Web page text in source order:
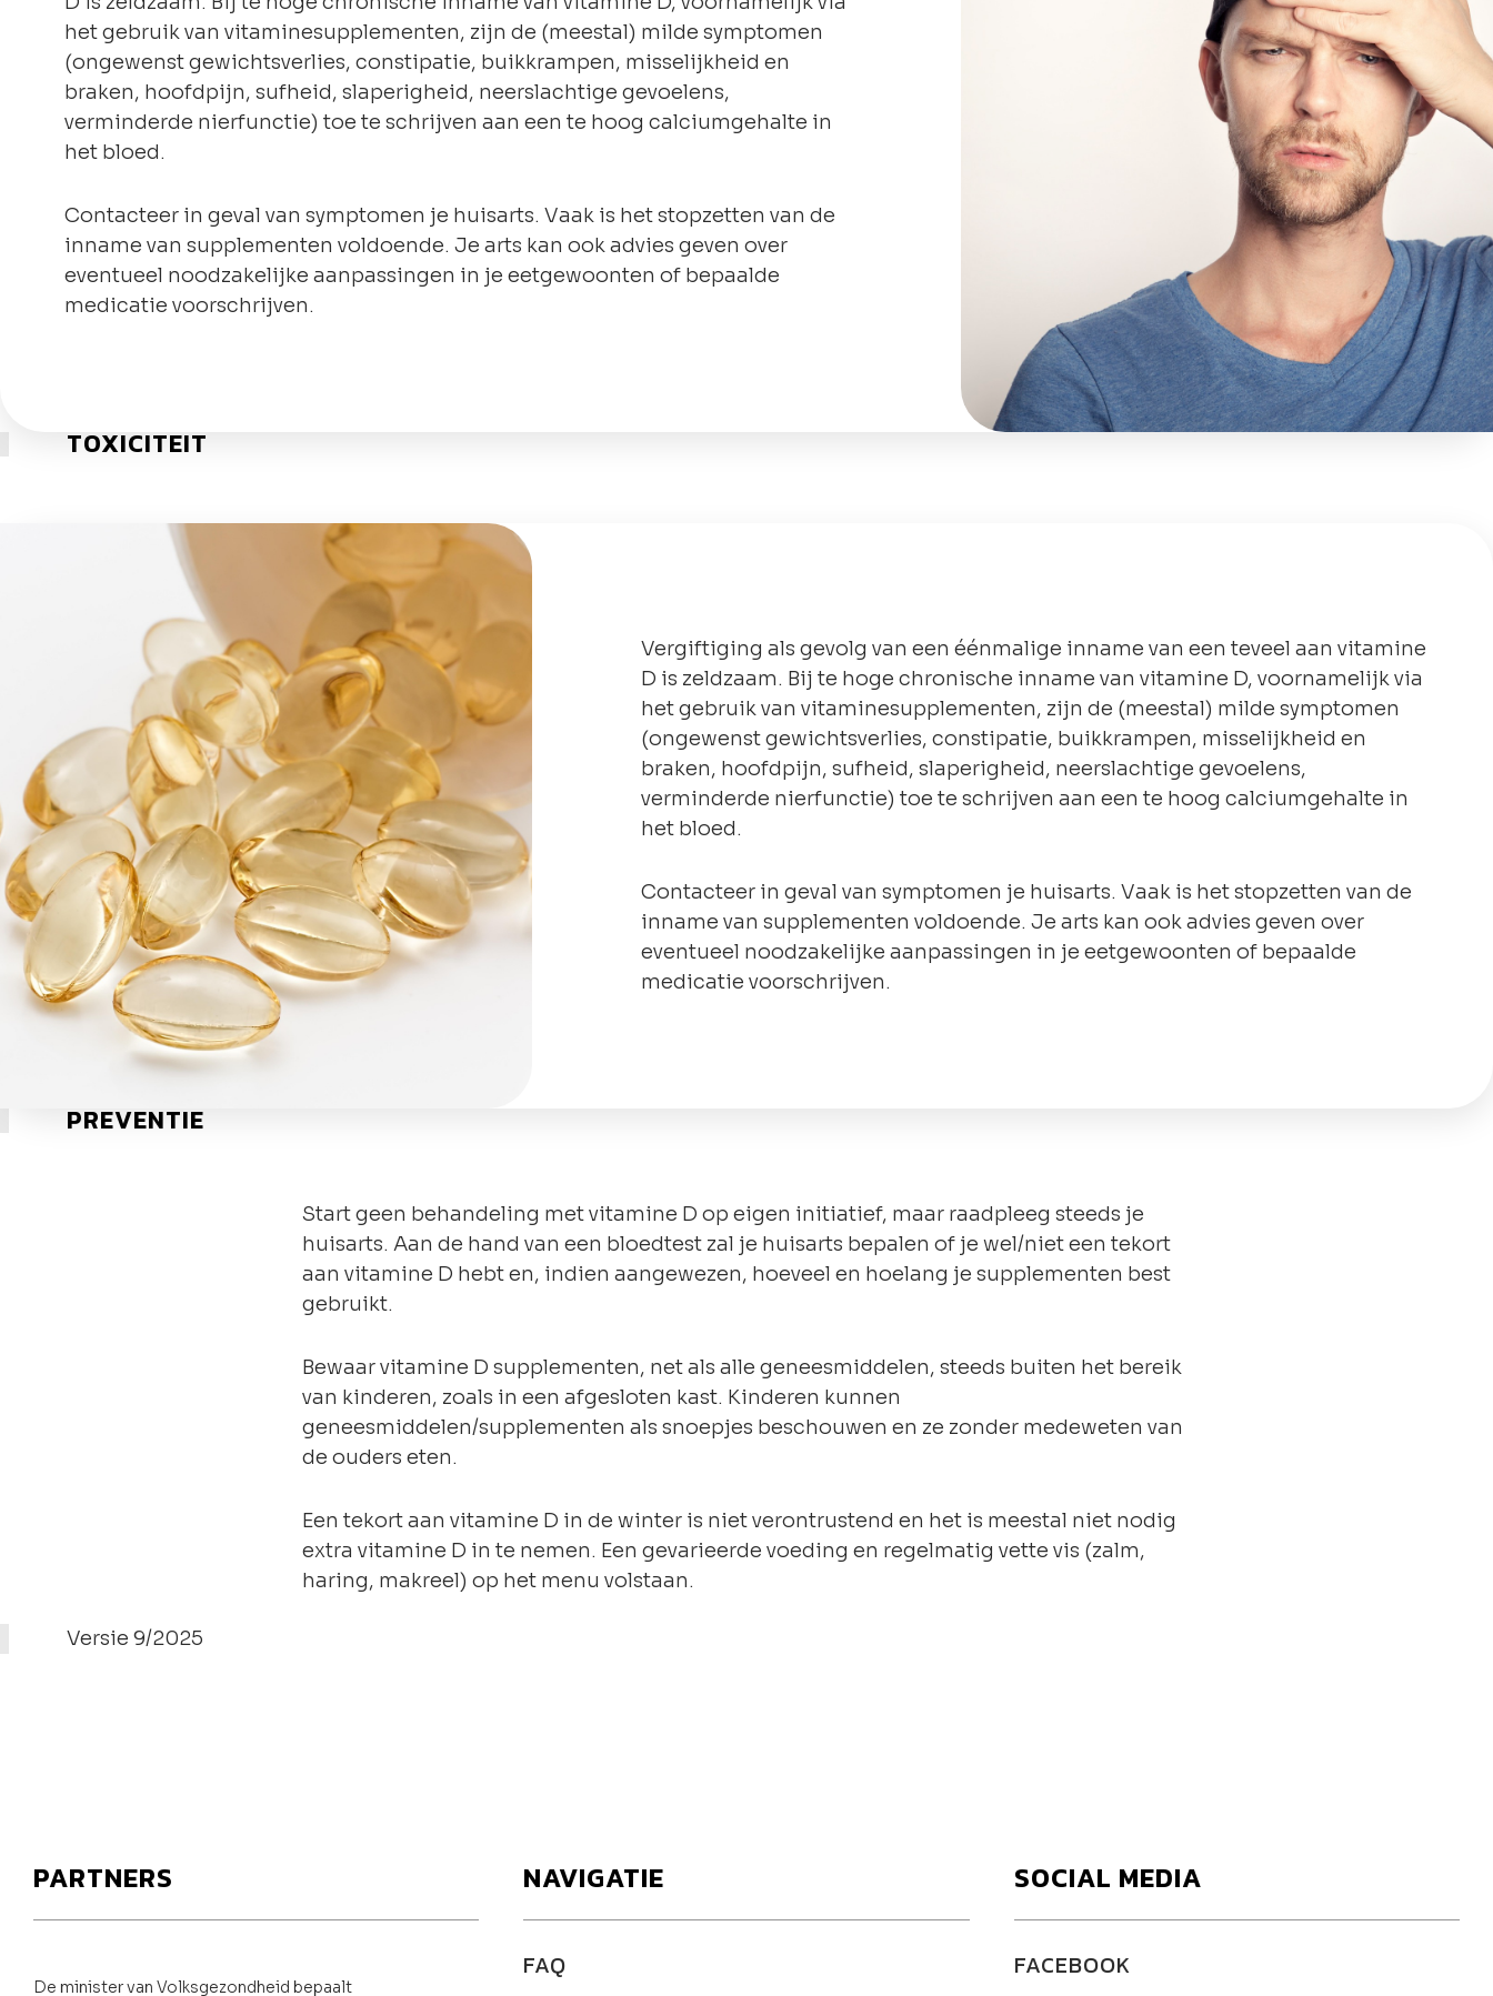
het gebruik van vitaminesupplementen, zijn de (meestal) milde symptomen
(ongewenst gewichtsverlies, constipatie, buikkrampen, misselijkheid en
braken, hoofdpijn, sufheid, slaperigheid, neerslachtige gevoelens,
verminderde nierfunctie) toe te schrijven aan een te hoog calciumgehalte in
het bloed.
Contacteer in geval van symptomen je huisarts. Vaak is het stopzetten van de
inname van supplementen voldoende. Je arts kan ook advies geven over
eventueel noodzakelijke aanpassingen in je eetgewoonten of bepaalde
medicatie voorschrijven.
TOXICITEIT
Vergiftiging als gevolg van een éénmalige inname van een teveel aan vitamine
D is zeldzaam. Bij te hoge chronische inname van vitamine D, voornamelijk via
het gebruik van vitaminesupplementen, zijn de (meestal) milde symptomen
(ongewenst gewichtsverlies, constipatie, buikkrampen, misselijkheid en
braken, hoofdpijn, sufheid, slaperigheid, neerslachtige gevoelens,
verminderde nierfunctie) toe te schrijven aan een te hoog calciumgehalte in
het bloed.
Contacteer in geval van symptomen je huisarts. Vaak is het stopzetten van de
inname van supplementen voldoende. Je arts kan ook advies geven over
eventueel noodzakelijke aanpassingen in je eetgewoonten of bepaalde
medicatie voorschrijven.
PREVENTIE
Start geen behandeling met vitamine D op eigen initiatief, maar raadpleeg steeds je
huisarts. Aan de hand van een bloedtest zal je huisarts bepalen of je wel/niet een tekort
aan vitamine D hebt en, indien aangewezen, hoeveel en hoelang je supplementen best
gebruikt.
Bewaar vitamine D supplementen, net als alle geneesmiddelen, steeds buiten het bereik
van kinderen, zoals in een afgesloten kast. Kinderen kunnen
geneesmiddelen/supplementen als snoepjes beschouwen en ze zonder medeweten van
de ouders eten.
Een tekort aan vitamine D in de winter is niet verontrustend en het is meestal niet nodig
extra vitamine D in te nemen. Een gevarieerde voeding en regelmatig vette vis (zalm,
haring, makreel) op het menu volstaan.
Versie 9/2025
PARTNERS
De minister van Volksgezondheid bepaalt
NAVIGATIE
FAQ
SOCIAL MEDIA
FACEBOOK